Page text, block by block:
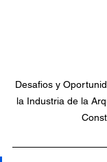
Desafios y
la Industria de la